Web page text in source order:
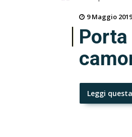
9 Maggio 2019
Leggi